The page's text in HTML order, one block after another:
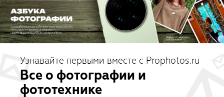
Узнавайте первыми вместе с Prophotos.ru
Все о фотографии и
фототехнике